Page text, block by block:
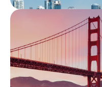
ซานฟรานซิสโก